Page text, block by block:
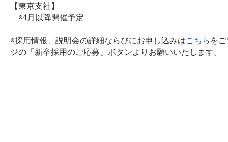
【東京支社】
※4月以降開催予定
※採用情報、説明会の詳細ならびにお申し込みはこちら を
ジの「新卒採用のご応募」ボタンよりお願いいたします。